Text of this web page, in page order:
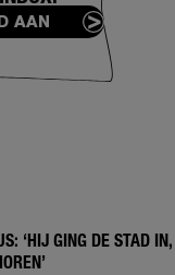
AAN
‘HIJ GING DE STAD IN,